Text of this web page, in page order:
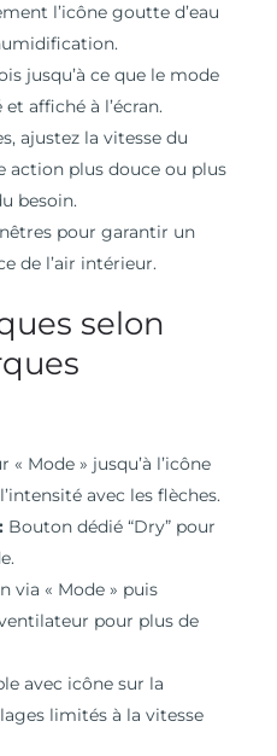
l’icône goutte d’eau
jusqu’à ce que le mode
affiché à l’écran.
ajustez la vitesse du
action plus douce ou plus
besoin.
pour garantir un
de l’air intérieur.
selon
Mode » jusqu’à l’icône
avec les flèches.
Bouton dédié “Dry” pour
via « Mode » puis
pour plus de
avec icône sur la
limités à la vitesse